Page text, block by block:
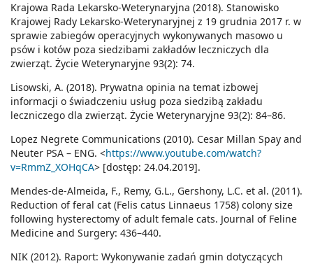
Krajowa Rada Lekarsko-Weterynaryjna (2018). Stanowisko
Krajowej Rady Lekarsko-Weterynaryjnej z 19 grudnia 2017 r. w
sprawie zabiegów operacyjnych wykonywanych masowo u
psów i kotów poza siedzibami zakładów leczniczych dla
zwierząt. Życie Weterynaryjne 93(2): 74.
Lisowski, A. (2018). Prywatna opinia na temat izbowej
informacji o świadczeniu usług poza siedzibą zakładu
leczniczego dla zwierząt. Życie Weterynaryjne 93(2): 84–86.
Lopez Negrete Communications (2010). Cesar Millan Spay and
Neuter PSA – ENG. <https://www.youtube.com/watch?
v=RmmZ_XOHqCA> [dostęp: 24.04.2019].
Mendes-de-Almeida, F., Remy, G.L., Gershony, L.C. et al. (2011).
Reduction of feral cat (Felis catus Linnaeus 1758) colony size
following hysterectomy of adult female cats. Journal of Feline
Medicine and Surgery: 436–440.
NIK (2012). Raport: Wykonywanie zadań gmin dotyczących